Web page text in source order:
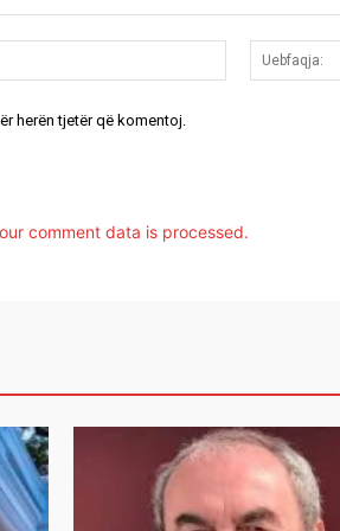
Email:*
herën tjetër që komentoj.
comment data is processed.